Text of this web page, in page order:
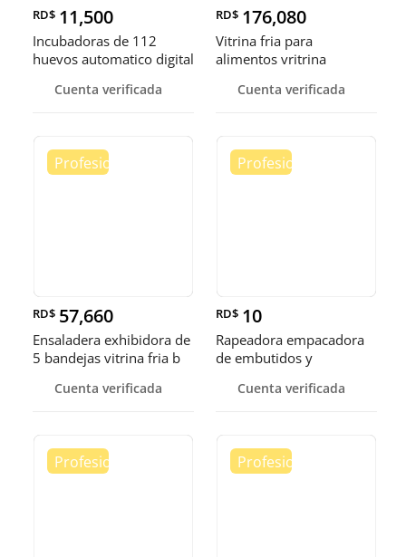
RD$ 11,500
Incubadoras de 112
huevos automatico digital
Cuenta verificada
RD$ 176,080
Vitrina fria para
alimentos vritrina
Cuenta verificada
RD$ 57,660
Ensaladera exhibidora de
5 bandejas vitrina fria b
Cuenta verificada
RD$ 10
Rapeadora empacadora
de embutidos y
Cuenta verificada